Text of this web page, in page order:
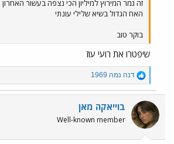
זה גמר המירוץ למיליון הכי נצפה בעשור האחרון
האח הגדול בשיא שלילי עונתי
בוקר טוב
שיפטרו את רועי עוז
R
e
a
t
i
n
דנה נמה 1969
בוייאקה מאן
Well-known member